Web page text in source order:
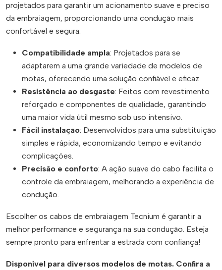
projetados para garantir um acionamento suave e preciso
da embraiagem, proporcionando uma condução mais
confortável e segura.
Compatibilidade ampla: Projetados para se
adaptarem a uma grande variedade de modelos de
motas, oferecendo uma solução confiável e eficaz.
Resistência ao desgaste: Feitos com revestimento
reforçado e componentes de qualidade, garantindo
uma maior vida útil mesmo sob uso intensivo.
Fácil instalação: Desenvolvidos para uma substituição
simples e rápida, economizando tempo e evitando
complicações.
Precisão e conforto: A ação suave do cabo facilita o
controle da embraiagem, melhorando a experiência de
condução.
Escolher os cabos de embraiagem Tecnium é garantir a
melhor performance e segurança na sua condução. Esteja
sempre pronto para enfrentar a estrada com confiança!
Disponível para diversos modelos de motas. Confira a